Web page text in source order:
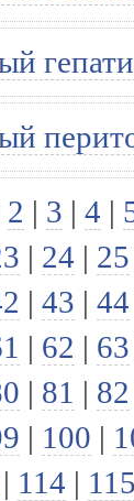
2 | 3 | 4 |
| 24 | 25
| 43 | 44
| 62 | 63
| 81 | 82
| 100 |
| 114 | 115